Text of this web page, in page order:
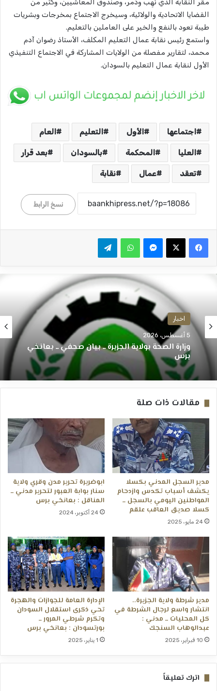
مقر النقابة الذي نُهِب ودُمِّر، وصندوق المعاشيين، وكثير من
القضايا الاتحادية والولائية، وسيخرج الاجتماع بمخرجات وبشريات
طيبة تعود بالنفع والخير على العاملين بالتعليم.
​واستمع رئيس نقابة عمال التعليم المكلف، الأستاذ رضوان آدم
محمد، لتقارير مفصلة من الولايات المشاركة في الاجتماع التنفيذي
الأول لنقابة عمال التعليم بالسودان.
اجتماعها الأول التعليم العام
العليا المحكمة بالسودان ​بعد قرار
تعقد عمال نقابة
نسخ الرابط
واتساب
اخبار
5 أغسطس، 2026
وزارة الصحة بولاية الجزيرة ــ بيان صحفي ــ بعانخي
برس
مقالات ذات صلة
مدير السجل المدني بكسلا
يكشف أسباب تكدس وازدحام
المواطنين اليومي بالسجل ــ
كسلا صديق العاقب علقم
24 مايو، 2025
ابوضريرة تحرير مدن وقري ولاية
سنار بوابة العبور لتحرير مدني ــ
المناقل : بعانخي برس
24 أكتوبر، 2024
مدير شرطة ولاية الجزيرة..
انتشار واسع لرجال الشرطة في
كل المحليات ــ مدني :
عبدالوهاب السنجك
10 فبراير، 2025
الإدارة العامة للجوازات والهجرة
تحي ذكرى استقلال السودان
وتكرم شرطي المرور ــ
بورتسودان : بعانخي برس
1 يناير، 2025
اترك تعليقاً